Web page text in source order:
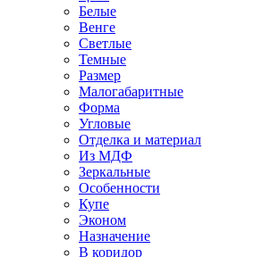
Белые
Венге
Светлые
Темные
Размер
Малогабаритные
Форма
Угловые
Отделка и материал
Из МДФ
Зеркальные
Особенности
Купе
Эконом
Назначение
В коридор